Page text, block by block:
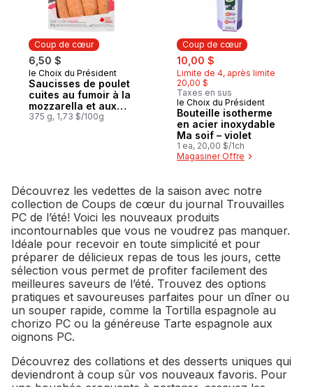
Coup de cœur
6,50 $
Coup de cœur
le Choix du Président
Saucisses de poulet
cuites au fumoir à la
mozzarella et aux
poivrons rouges
375 g, 1,73 $/100g
Coup de cœur
sale:
10,00 $
Limite de 4, après limite
20,00 $
Taxes en sus
Coup de cœur
le Choix du Président
Bouteille isotherme
en acier inoxydable
Ma soif – violet
1 ea, 20,00 $/1ch
Magasiner Offre
Découvrez les vedettes de la saison avec notre
collection de Coups de cœur du journal Trouvailles
PC de l’été! Voici les nouveaux produits
incontournables que vous ne voudrez pas manquer.
Idéale pour recevoir en toute simplicité et pour
préparer de délicieux repas de tous les jours, cette
sélection vous permet de profiter facilement des
meilleures saveurs de l’été. Trouvez des options
pratiques et savoureuses parfaites pour un dîner ou
un souper rapide, comme la Tortilla espagnole au
chorizo PC ou la généreuse Tarte espagnole aux
oignons PC.
Découvrez des collations et des desserts uniques qui
deviendront à coup sûr vos nouveaux favoris. Pour